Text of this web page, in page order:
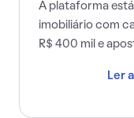
A plataforma
imobiliário com
R$ 400 mil e
Ler